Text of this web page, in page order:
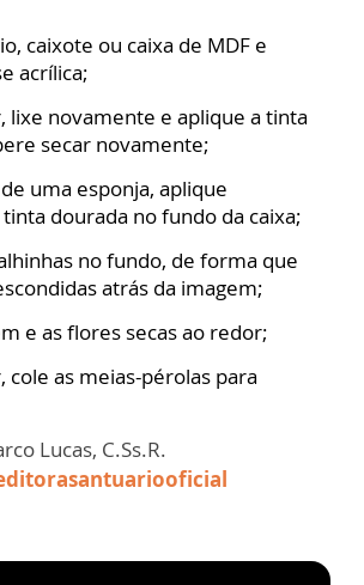
caixote ou caixa de MDF e
acrílica;
lixe novamente e aplique a tinta
secar novamente;
uma esponja, aplique
dourada no fundo da caixa;
no fundo, de forma que
atrás da imagem;
e as flores secas ao redor;
cole as meias-pérolas para
Lucas, C.Ss.R.